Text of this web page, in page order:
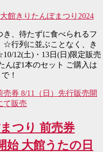
館きりたんぽまつり2024
き、待たずに食べられるフ
☆行列に並ぶことなく、き
12(土)・13日(日)限定販売
んぽ1本のセット ご購入は
！
つり 前売券
始 大館うたの日